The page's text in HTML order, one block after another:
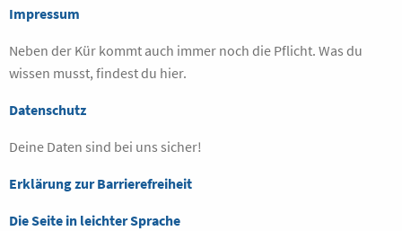
Impressum
Neben der Kür kommt auch immer noch die Pflicht. Was du
wissen musst, findest du hier.
Datenschutz
Deine Daten sind bei uns sicher!
Erklärung zur Barrierefreiheit
Die Seite in leichter Sprache